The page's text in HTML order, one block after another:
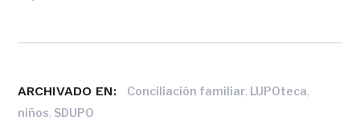
ARCHIVADO EN: Conciliación familiar, LUPOteca,
niños, SDUPO